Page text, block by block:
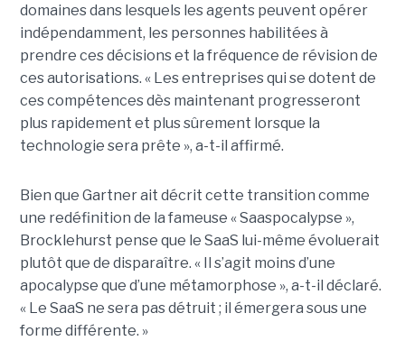
domaines dans lesquels les agents peuvent opérer
indépendamment, les personnes habilitées à
prendre ces décisions et la fréquence de révision de
ces autorisations. « Les entreprises qui se dotent de
ces compétences dès maintenant progresseront
plus rapidement et plus sûrement lorsque la
technologie sera prête », a-t-il affirmé.
Bien que Gartner ait décrit cette transition comme
une redéfinition de la fameuse « Saaspocalypse »,
Brocklehurst pense que le SaaS lui-même évoluerait
plutôt que de disparaître. « Il s’agit moins d’une
apocalypse que d’une métamorphose », a-t-il déclaré.
« Le SaaS ne sera pas détruit ; il émergera sous une
forme différente. »